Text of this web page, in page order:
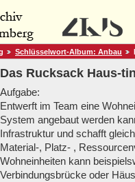
Schlüsselwort-Album: Anbau
Das Rucksack Haus-
Aufgabe:
Entwerft im Team eine
System angebaut werden
Infrastruktur und schafft
Material-, Platz- ,
Wohneinheiten kann
Verbindungsbrücke oder